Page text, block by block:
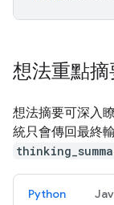
想法重點摘
想法摘要可深入
統只會傳回最終
Python